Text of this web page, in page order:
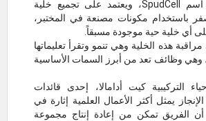
ويحمل المشروع اسم SpudCell، ويعتمد على تجميع خلية
باستخدام مكونات مصنعة في المختبر،
أي خلية حية موجودة مسبقاً.
هذه الخلية وهي تنمو وتقرأ تعليماتها
وهي وظائف تعد من أبرز السمات الأساسية
التركيبية كيت أدامالا، إحدى قائدات
يمثل أكثر الأعمال العلمية إثارة في
الفريق تمكن من إعادة إنتاج مجموعة